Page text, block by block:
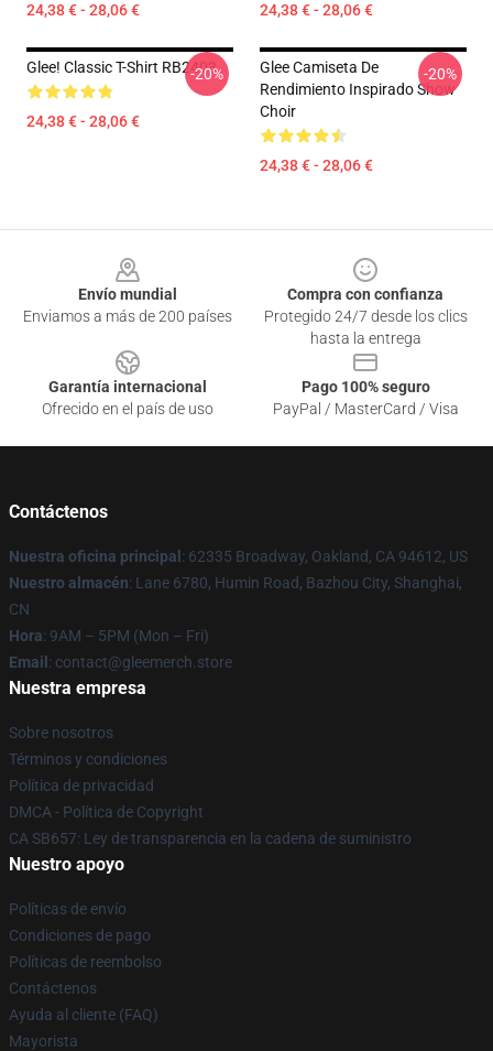
24,38 € - 28,06 € 24,38 € - 28,06 €
Glee! Classic T-Shirt RB2403
24,38 € - 28,06 €
-20%
Glee Camiseta De
Rendimiento Inspirado Show
Choir
24,38 € - 28,06 €
-20%
Envío mundial
Enviamos a más de 200 países
Compra con confianza
Protegido 24/7 desde los clics
hasta la entrega
Garantía internacional
Ofrecido en el país de uso
Pago 100% seguro
PayPal / MasterCard / Visa
Contáctenos
Nuestra oficina principal : 62335 Broadway, Oakland, CA 94612, US
Nuestro almacén: Lane 6780, Humin Road, Bazhou City, Shanghai,
CN
Hora: 9AM – 5PM (Mon – Fri)
Email : contact@gleemerch.store
Nuestra empresa
Sobre nosotros
Términos y condiciones
Política de privacidad
DMCA - Política de Copyright
CA SB657: Ley de transparencia en la cadena de suministro
Nuestro apoyo
Políticas de envío
Condiciones de pago
Políticas de reembolso
Contáctenos
Ayuda al cliente (FAQ)
Mayorista